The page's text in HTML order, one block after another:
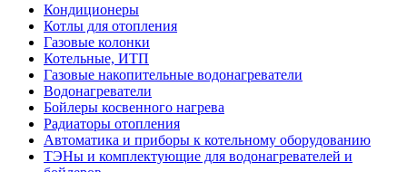
Кондиционеры
Котлы для отопления
Газовые колонки
Котельные, ИТП
Газовые накопительные водонагреватели
Водонагреватели
Бойлеры косвенного нагрева
Радиаторы отопления
Автоматика и приборы к котельному оборудованию
ТЭНы и комплектующие для водонагревателей и